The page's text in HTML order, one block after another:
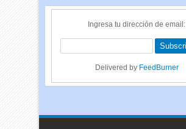
Ingresa tu dirección de email:
Delivered by FeedBurner